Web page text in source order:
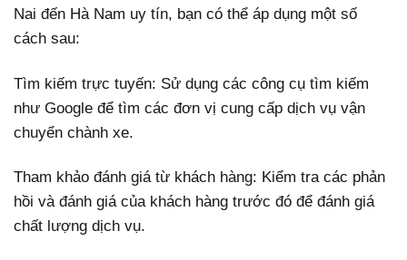
Nai đến Hà Nam uy tín, bạn có thể áp dụng một số
cách sau:
Tìm kiếm trực tuyến: Sử dụng các công cụ tìm kiếm
như Google để tìm các đơn vị cung cấp dịch vụ vận
chuyển chành xe.
Tham khảo đánh giá từ khách hàng: Kiểm tra các phản
hồi và đánh giá của khách hàng trước đó để đánh giá
chất lượng dịch vụ.